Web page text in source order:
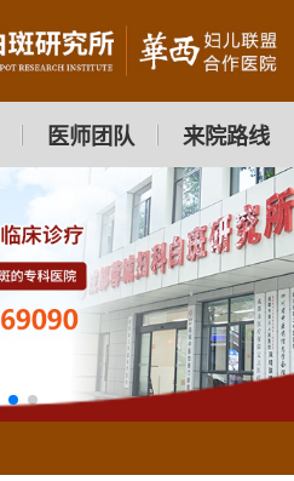
医师团队 来院路线